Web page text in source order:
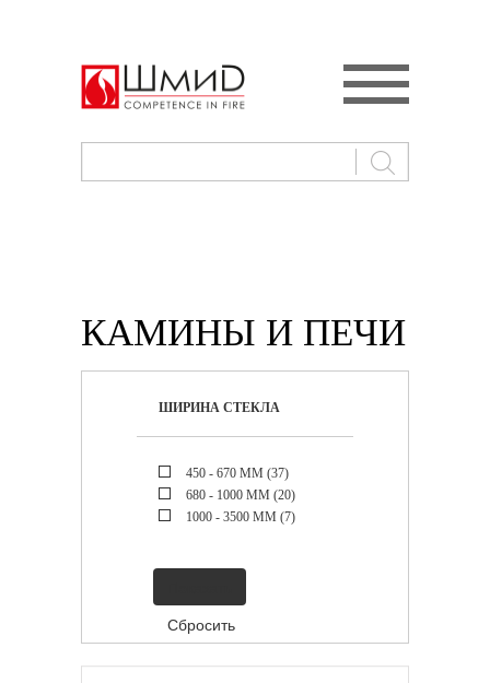
КАМИНЫ И ПЕЧИ
ШИРИНА СТЕКЛА
450 - 670 ММ (37)
680 - 1000 ММ (20)
1000 - 3500 ММ (7)